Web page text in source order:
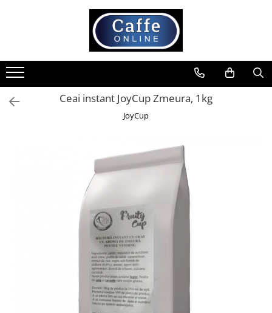
Cafea
Cafea Boabe
Capsule CafeaCeai instant JoyCup Zmeura, 1kg
JoyCup